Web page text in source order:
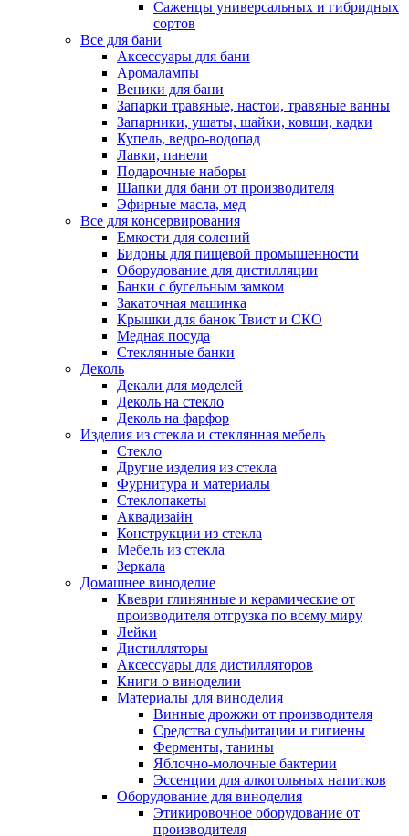
Саженцы универсальных и гибридных
сортов
Все для бани
Аксессуары для бани
Аромалампы
Веники для бани
Запарки травяные, настои, травяные ванны
Запарники, ушаты, шайки, ковши, кадки
Купель, ведро-водопад
Лавки, панели
Подарочные наборы
Шапки для бани от производителя
Эфирные масла, мед
Все для консервирования
Емкости для солений
Бидоны для пищевой промышенности
Оборудование для дистилляции
Банки с бугельным замком
Закаточная машинка
Крышки для банок Твист и СКО
Медная посуда
Стеклянные банки
Деколь
Декали для моделей
Деколь на стекло
Деколь на фарфор
Изделия из стекла и стеклянная мебель
Стекло
Другие изделия из стекла
Фурнитура и материалы
Стеклопакеты
Аквадизайн
Конструкции из стекла
Мебель из стекла
Зеркала
Домашнее виноделие
Квеври глинянные и керамические от
производителя отгрузка по всему миру
Лейки
Дистилляторы
Аксессуары для дистилляторов
Книги о виноделии
Материалы для виноделия
Винные дрожжи от производителя
Средства сульфитации и гигиены
Ферменты, танины
Яблочно-молочные бактерии
Эссенции для алкогольных напитков
Оборудование для виноделия
Этикировочное оборудование от
производителя